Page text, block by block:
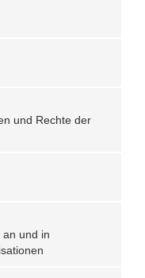
und Rechte der
und in